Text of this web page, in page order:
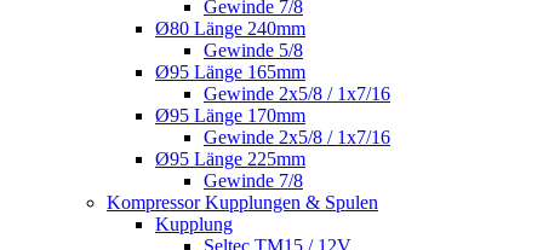
Gewinde 7/8
Ø80 Länge 240mm
Gewinde 5/8
Ø95 Länge 165mm
Gewinde 2x5/8 / 1x7/16
Ø95 Länge 170mm
Gewinde 2x5/8 / 1x7/16
Ø95 Länge 225mm
Gewinde 7/8
Kompressor Kupplungen & Spulen
Kupplung
Seltec TM15 / 12V